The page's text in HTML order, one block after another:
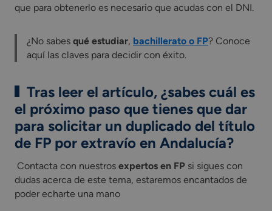
que para obtenerlo es necesario que acudas con el DNI.
¿No sabes qué estudiar, bachillerato o FP? Conoce
aquí las claves para decidir con éxito.
Tras leer el artículo, ¿sabes cuál es
el próximo paso que tienes que dar
para solicitar un duplicado del título
de FP por extravío en Andalucía?
Contacta con nuestros expertos en FP si sigues con
dudas acerca de este tema, estaremos encantados de
poder echarte una mano